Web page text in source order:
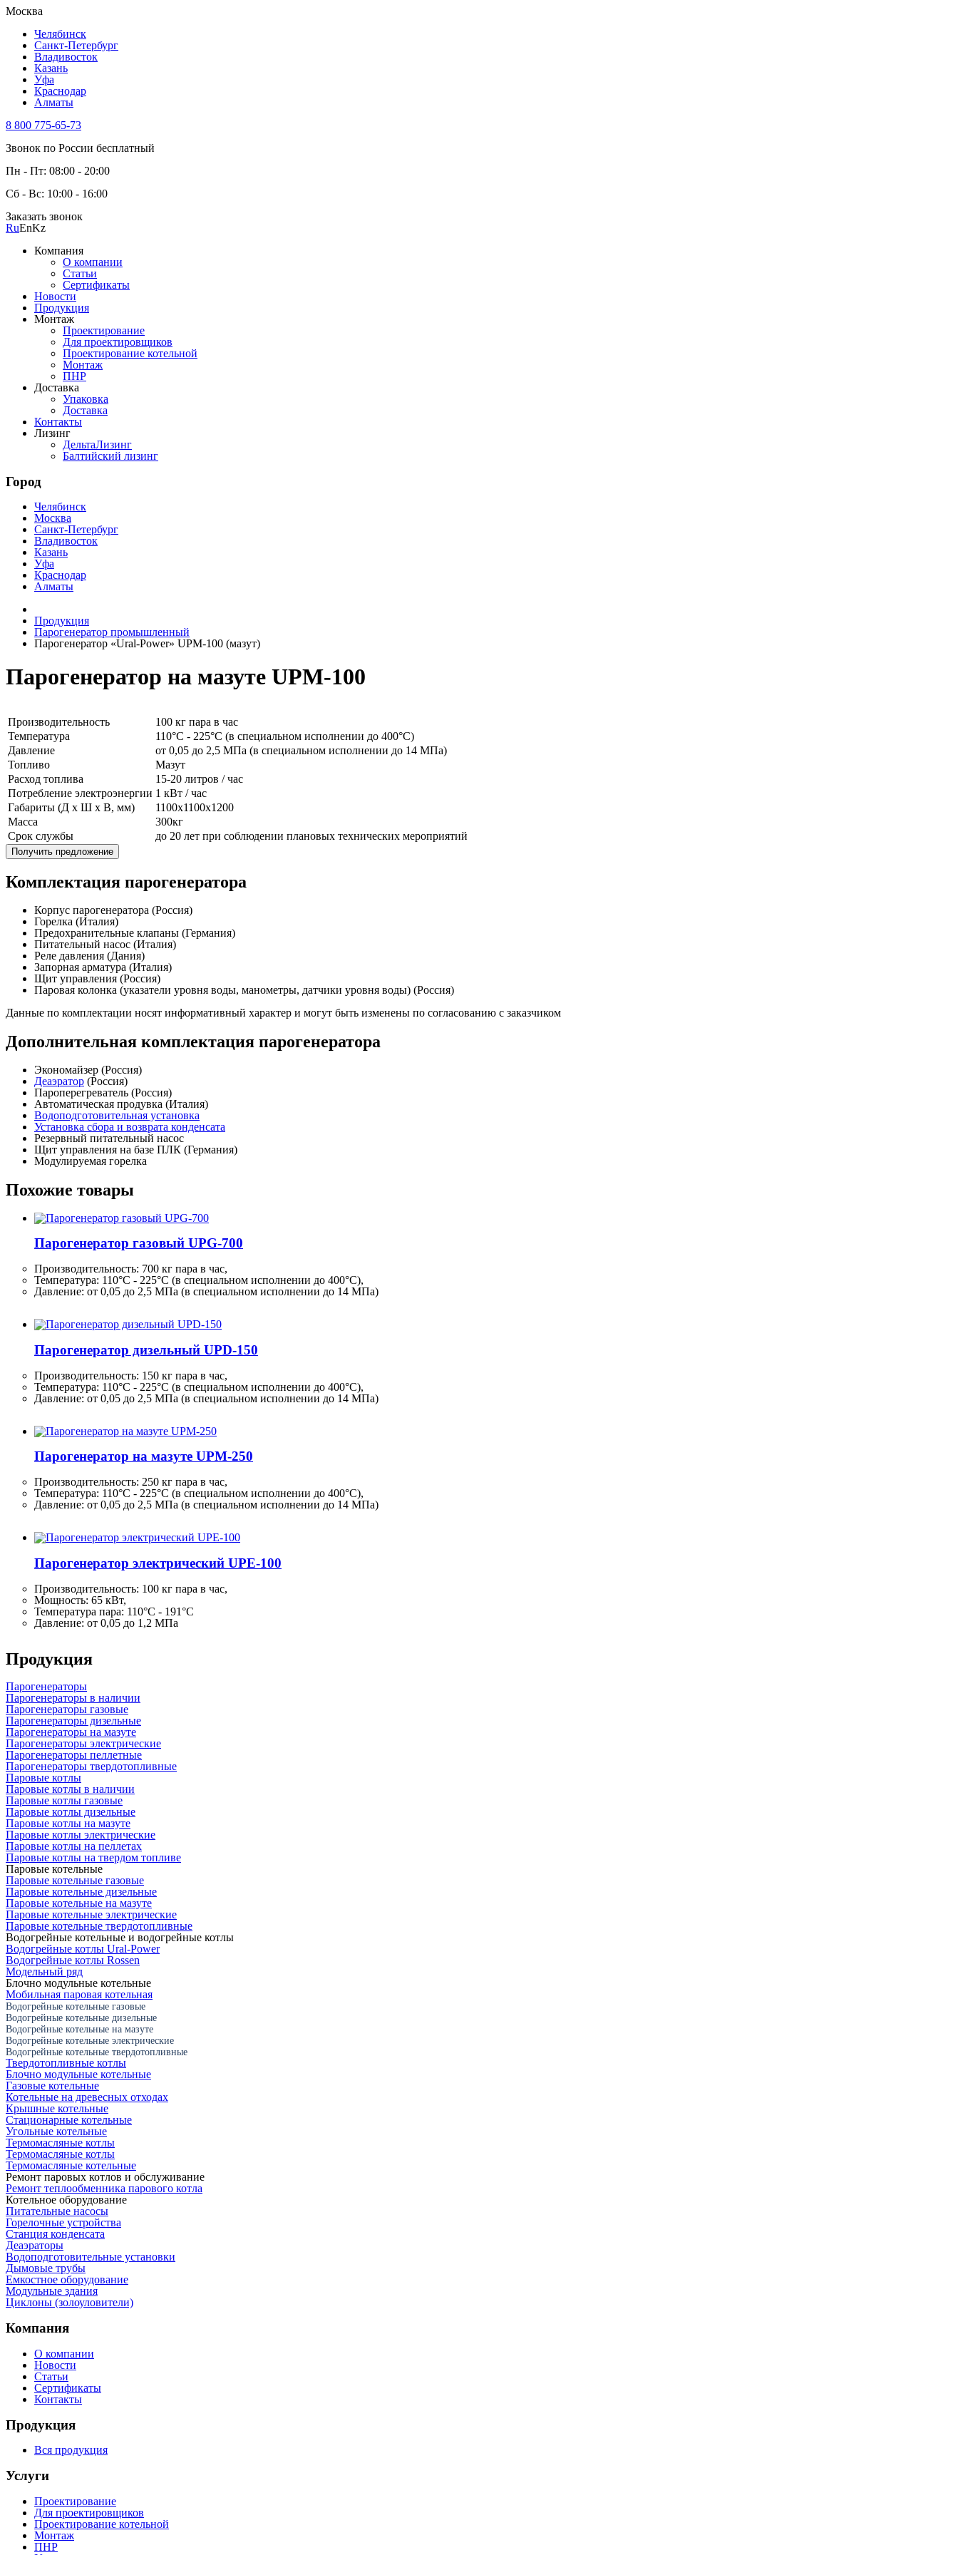
Москва
Челябинск
Санкт-Петербург
Владивосток
Казань
Уфа
Краснодар
Алматы
8 800 775-65-73
Звонок по России бесплатный
Пн - Пт: 08:00 - 20:00
Сб - Вс: 10:00 - 16:00
Заказать звонок
RuEnKz
Компания
О компании
Статьи
Сертификаты
Новости
Продукция
Монтаж
Проектирование
Для проектировщиков
Проектирование котельной
Монтаж
ПНР
Доставка
Упаковка
Доставка
Контакты
Лизинг
ДельтаЛизинг
Балтийский лизинг
Город
Челябинск
Москва
Санкт-Петербург
Владивосток
Казань
Уфа
Краснодар
Алматы
Продукция
Парогенератор промышленный
Парогенератор «Ural-Power» UPM-100 (мазут)
Парогенератор на мазуте UPM-100
Производительность
100 кг пара в час
Температура
110°C - 225°C (в специальном исполнении до 400°C)
Давление
от 0,05 до 2,5 МПа (в специальном исполнении до 14 МПа)
Топливо
Мазут
Расход топлива
15-20 литров / час
Потребление электроэнергии 1 кВт / час
Габариты (Д x Ш x В, мм)
1100x1100x1200
Масса
300кг
Срок службы
до 20 лет при соблюдении плановых технических мероприятий
Получить предложение
Комплектация парогенератора
Корпус парогенератора (Россия)
Горелка (Италия)
Предохранительные клапаны (Германия)
Питательный насос (Италия)
Реле давления (Дания)
Запорная арматура (Италия)
Щит управления (Россия)
Паровая колонка (указатели уровня воды, манометры, датчики уровня воды) (Россия)
Данные по комплектации носят информативный характер и могут быть изменены по согласованию с заказчиком
Дополнительная комплектация парогенератора
Экономайзер (Россия)
Деаэратор (Россия)
Пароперегреватель (Россия)
Автоматическая продувка (Италия)
Водоподготовительная установка
Установка сбора и возврата конденсата
Резервный питательный насос
Щит управления на базе ПЛК (Германия)
Модулируемая горелка
Похожие товары
Парогенератор газовый UPG-700
Производительность: 700 кг пара в час,
Температура: 110°C - 225°C (в специальном исполнении до 400°C),
Давление: от 0,05 до 2,5 МПа (в специальном исполнении до 14 МПа)
Парогенератор дизельный UPD-150
Производительность: 150 кг пара в час,
Температура: 110°C - 225°C (в специальном исполнении до 400°C),
Давление: от 0,05 до 2,5 МПа (в специальном исполнении до 14 МПа)
Парогенератор на мазуте UPM-250
Производительность: 250 кг пара в час,
Температура: 110°C - 225°C (в специальном исполнении до 400°C),
Давление: от 0,05 до 2,5 МПа (в специальном исполнении до 14 МПа)
Парогенератор электрический UPE-100
Производительность: 100 кг пара в час,
Мощность: 65 кВт,
Температура пара: 110°C - 191°C
Давление: от 0,05 до 1,2 МПа
Продукция
Парогенераторы
Парогенераторы в наличии
Парогенераторы газовые
Парогенераторы дизельные
Парогенераторы на мазуте
Парогенераторы электрические
Парогенераторы пеллетные
Парогенераторы твердотопливные
Паровые котлы
Паровые котлы в наличии
Паровые котлы газовые
Паровые котлы дизельные
Паровые котлы на мазуте
Паровые котлы электрические
Паровые котлы на пеллетах
Паровые котлы на твердом топливе
Паровые котельные
Паровые котельные газовые
Паровые котельные дизельные
Паровые котельные на мазуте
Паровые котельные электрические
Паровые котельные твердотопливные
Водогрейные котельные и водогрейные котлы
Водогрейные котлы Ural-Power
Водогрейные котлы Rossen
Модельный ряд
Блочно модульные котельные
Мобильная паровая котельная
Водогрейные котельные газовые
Водогрейные котельные дизельные
Водогрейные котельные на мазуте
Водогрейные котельные электрические
Водогрейные котельные твердотопливные
Твердотопливные котлы
Блочно модульные котельные
Газовые котельные
Котельные на древесных отходах
Крышные котельные
Стационарные котельные
Угольные котельные
Термомасляные котлы
Термомасляные котлы
Термомасляные котельные
Ремонт паровых котлов и обслуживание
Ремонт теплообменника парового котла
Котельное оборудование
Питательные насосы
Горелочные устройства
Станция конденсата
Деаэраторы
Водоподготовительные установки
Дымовые трубы
Емкостное оборудование
Mодульные здания
Циклоны (золоуловители)
Компания
О компании
Новости
Статьи
Сертификаты
Контакты
Продукция
Вся продукция
Услуги
Проектирование
Для проектировщиков
Проектирование котельной
Монтаж
ПНР